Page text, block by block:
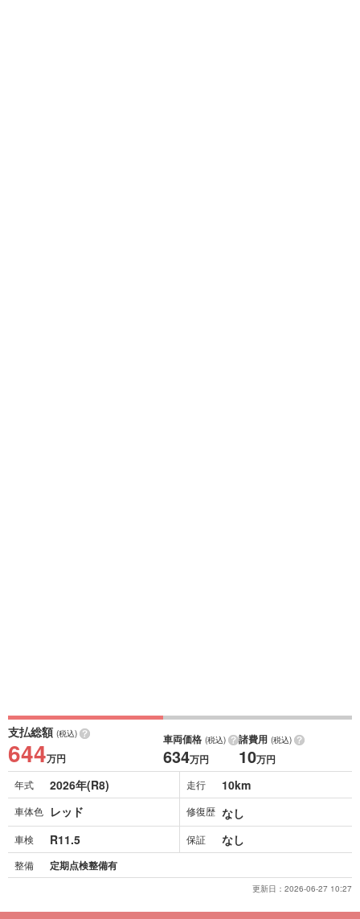
支払総額 (税込)
644万円
車両価格 (税込)
634万円
諸費用 (税込)
10万円
年式 2026年(R8) 走行 10km
車体色 レッド 修復歴 なし
車検 R11.5 保証 なし
整備 定期点検整備有
更新日： 2026-06-27 10:27